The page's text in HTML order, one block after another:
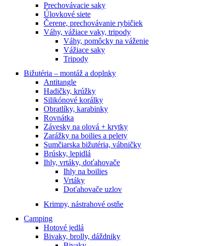
Prechovávacie saky
Úlovkové siete
Čerene, prechovávanie rybičiek
Váhy, vážiace vaky, tripody
Váhy, pomôcky na váženie
Vážiace saky
Tripody
Bižutéria – montáž a doplnky
Antitangle
Hadičky, krúžky
Silikónové korálky
Obratlíky, karabinky
Rovnátka
Závesky na olová + krytky
Zarážky na boilies a pelety
Sumčiarska bižutéria, vábničky
Brúsky, lepidlá
Ihly, vrtáky, doťahovače
Ihly na boilies
Vrtáky
Doťahovače uzlov
Krimpy, nástrahové ostňe
Camping
Hotové jedlá
Bivaky, brolly, dáždniky